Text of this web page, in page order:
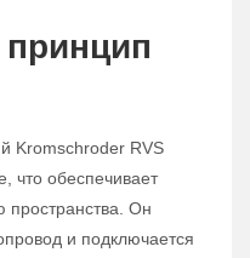
Kromschroder RVS
что обеспечивает
пространства. Он
и подключается